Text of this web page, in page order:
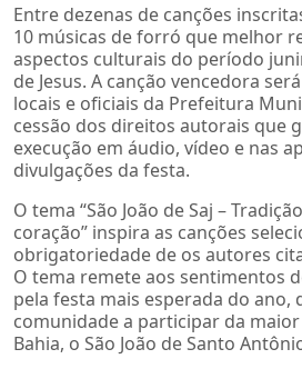
Entre dezenas de canções
10 músicas de forró que melhor
aspectos culturais do período
de Jesus. A canção vencedora
locais e oficiais da Prefeitura
cessão dos direitos autorais que
execução em áudio, vídeo e nas
divulgações da festa.
O tema “São João de Saj –
coração” inspira as canções
obrigatoriedade de os autores
O tema remete aos sentimentos
pela festa mais esperada do ano,
comunidade a participar da
Bahia, o São João de Santo